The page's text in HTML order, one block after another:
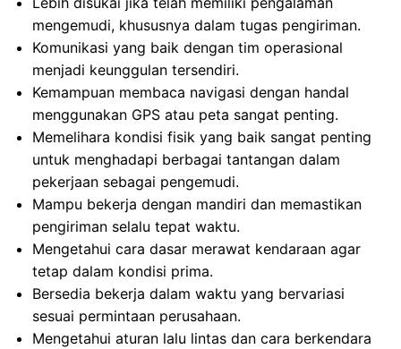
mengemudi, khususnya dalam tugas pengiriman.
Komunikasi yang baik dengan tim operasional
menjadi keunggulan tersendiri.
Kemampuan membaca navigasi dengan handal
menggunakan GPS atau peta sangat penting.
Memelihara kondisi fisik yang baik sangat penting
untuk menghadapi berbagai tantangan dalam
pekerjaan sebagai pengemudi.
Mampu bekerja dengan mandiri dan memastikan
pengiriman selalu tepat waktu.
Mengetahui cara dasar merawat kendaraan agar
tetap dalam kondisi prima.
Bersedia bekerja dalam waktu yang bervariasi
sesuai permintaan perusahaan.
Mengetahui aturan lalu lintas dan cara berkendara